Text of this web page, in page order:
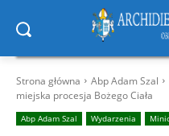
Strona główna Abp Adam Szal
miejska procesja Bożego Ciała
Abp Adam Szal Wydarzenia